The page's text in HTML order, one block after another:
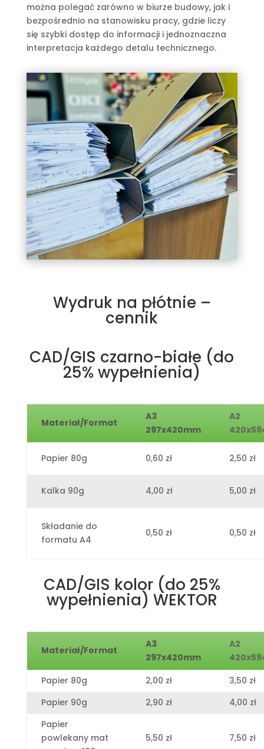
można polegać zarówno w biurze budowy, jak i
bezpośrednio na stanowisku pracy, gdzie liczy
się szybki dostęp do informacji i jednoznaczna
interpretacja każdego detalu technicznego.
Wydruk na płótnie –
cennik
CAD/GIS czarno-białe (do
25% wypełnienia)
Materiał/Format
A3
297x420mm
A2
Papier 80g 0,60 zł 2,50 zł
Kalka 90g 4,00 zł 5,00 zł
Składanie do
formatu A4
0,50 zł 0,50 zł
CAD/GIS kolor (do 25%
wypełnienia) WEKTOR
Materiał/Format
A3
297x420mm
A2
Papier 80g
2,00 zł
3,50 zł
Papier 90g
2,90 zł
4,00 zł
Papier
powlekany mat
5,50 zł 7,50 zł